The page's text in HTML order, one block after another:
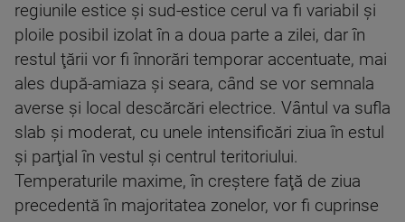
regiunile estice şi sud-estice cerul va fi variabil şi
ploile posibil izolat în a doua parte a zilei, dar în
restul ţării vor fi înnorări temporar accentuate, mai
ales după-amiaza şi seara, când se vor semnala
averse şi local descărcări electrice. Vântul va sufla
slab şi moderat, cu unele intensificări ziua în estul
şi parţial în vestul şi centrul teritoriului.
Temperaturile maxime, în creştere faţă de ziua
precedentă în majoritatea zonelor, vor fi cuprinse